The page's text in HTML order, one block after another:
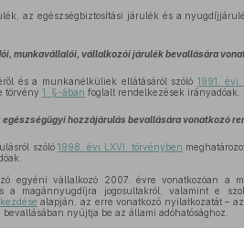
az egészségbiztosítási járulék és a
munkavállalói, vállalkozói járulék bevallására
és a munkanélküliek ellátásáról szóló1991. évi
törvény 1. §-ában foglalt rendelkezések irányadóak.
egészségügyi hozzájárulás bevallására vonatkozó
szóló1998. évi LXVI. törvényben
egyéni vállalkozó 2007. évre vonatkozóan a
a magánnyugdíjra jogosultakról, valamint e
alapján, az erre vonatkozó nyilatkozatát –
bevallásában nyújtja be az állami adóhatósághoz.